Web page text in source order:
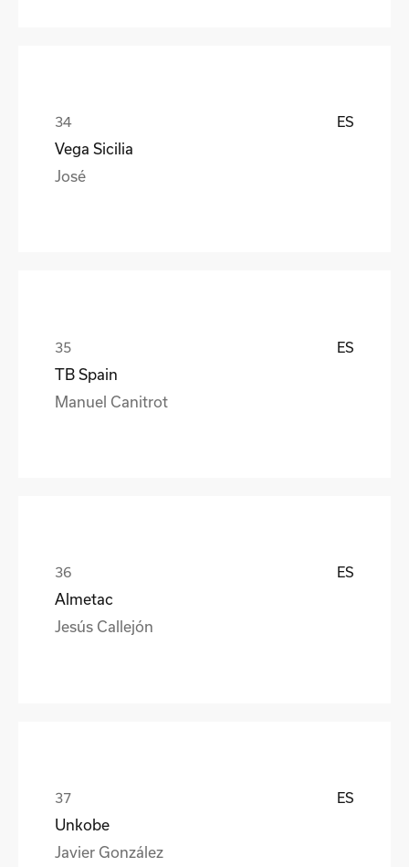
ES
Vega Sicilia
José
ES
TB Spain
Manuel Canitrot
ES
Almetac
Jesús Callejón
ES
Unkobe
Javier González